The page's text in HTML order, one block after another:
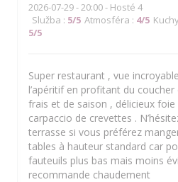
2026-07-29- 20:00 - Hosté 4
Služba : 5/5 Atmosféra : 4/5
5/5
Super restaurant , vue
l’apéritif en profitant du
frais et de saison , délicieux
carpaccio de crevettes .
terrasse si vous préférez
tables à hauteur standard car
fauteuils plus bas mais moins
recommande chaudement